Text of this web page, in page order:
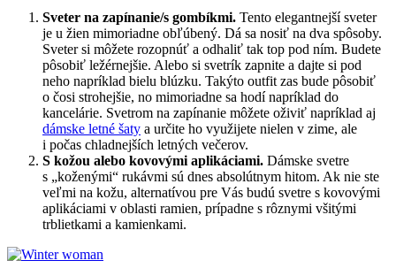
Sveter na zapínanie/s gombíkmi. Tento elegantnejší sveter
je u žien mimoriadne obľúbený. Dá sa nosiť na dva spôsoby.
Sveter si môžete rozopnúť a odhaliť tak top pod ním. Budete
pôsobiť ležérnejšie. Alebo si svetrík zapnite a dajte si pod
neho napríklad bielu blúzku. Takýto outfit zas bude pôsobiť
o čosi strohejšie, no mimoriadne sa hodí napríklad do
kancelárie. Svetrom na zapínanie môžete oživiť napríklad aj
dámske letné šaty a určite ho využijete nielen v zime, ale
i počas chladnejších letných večerov.
S kožou alebo kovovými aplikáciami. Dámske svetre
s „koženými“ rukávmi sú dnes absolútnym hitom. Ak nie ste
veľmi na kožu, alternatívou pre Vás budú svetre s kovovými
aplikáciami v oblasti ramien, prípadne s rôznymi všitými
trblietkami a kamienkami.